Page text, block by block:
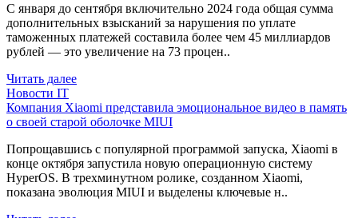
С января до сентября включительно 2024 года общая сумма
дополнительных взысканий за нарушения по уплате
таможенных платежей составила более чем 45 миллиардов
рублей — это увеличение на 73 процен..
Читать далее
Новости IT
Компания Xiaomi представила эмоциональное видео в память
о своей старой оболочке MIUI
Попрощавшись с популярной программой запуска, Xiaomi в
конце октября запустила новую операционную систему
HyperOS. В трехминутном ролике, созданном Xiaomi,
показана эволюция MIUI и выделены ключевые н..